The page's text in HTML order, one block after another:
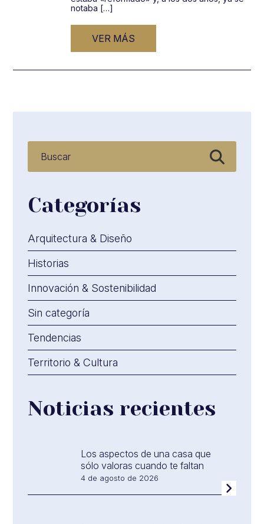
Categorías
Arquitectura & Diseño
Historias
Innovación & Sostenibilidad
Sin categoría
Tendencias
Territorio & Cultura
Noticias recientes
Los aspectos de una casa que
sólo valoras cuando te faltan
4 de agosto de 2026
notaba […]
VER MÁS